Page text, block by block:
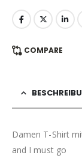
COMPARE
Damen T-Shirt
and I must go